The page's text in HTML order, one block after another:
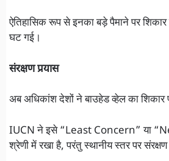
ऐतिहासिक रूप से इनका बड़े पैमाने पर
घट गई।
संरक्षण प्रयास
अब अधिकांश देशों ने बाउहेड व्हेल का शिकार
IUCN ने इसे “Least Concern” या
श्रेणी में रखा है, परंतु स्थानीय स्तर पर